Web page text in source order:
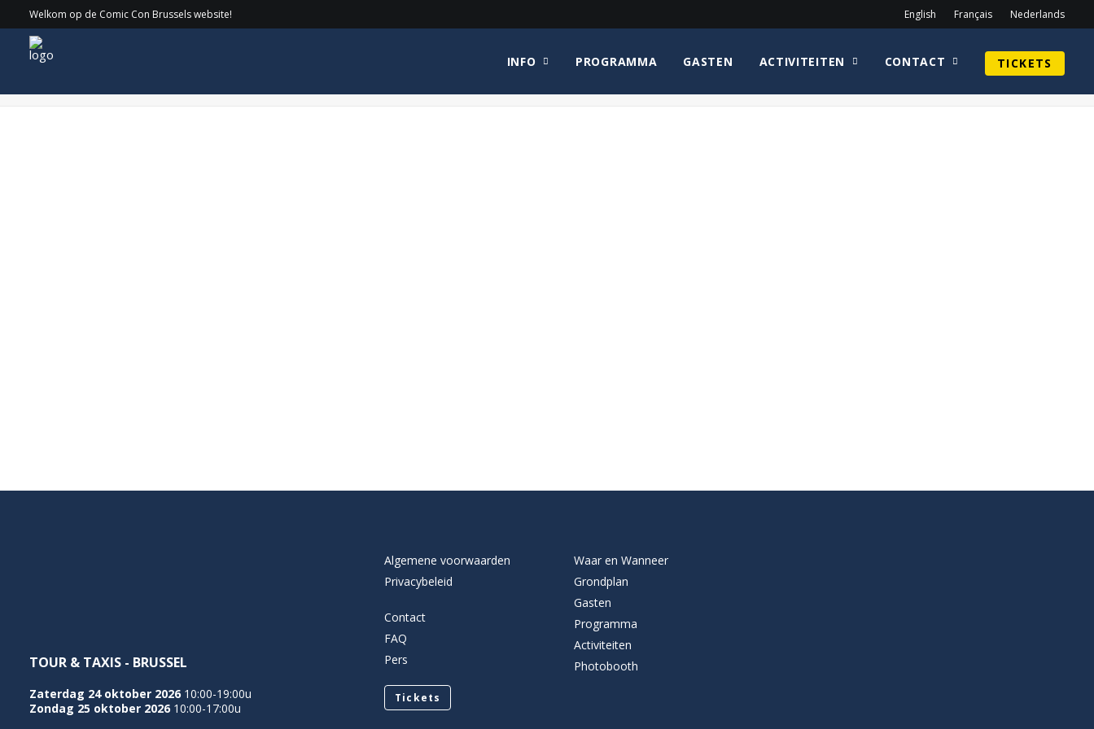
Welkom op de Comic Con Brussels website! English Français Nederlands
INFO PROGRAMMA GASTEN ACTIVITEITEN CONTACT TICKETS
SUN_main-min Home photobooth SUN_main-min
TOUR & TAXIS - BRUSSEL
Zaterdag 24 oktober 2026 10:00-19:00u
Zondag 25 oktober 2026 10:00-17:00u
Algemene voorwaarden
Privacybeleid
Contact
FAQ
Pers
Tickets
Waar en Wanneer
Grondplan
Gasten
Programma
Activiteiten
Photobooth